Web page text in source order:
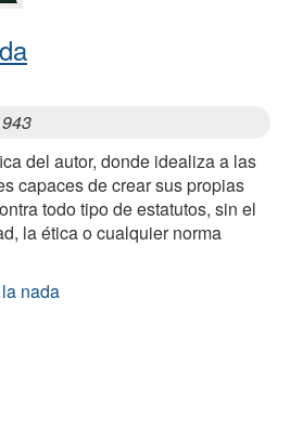
del autor, donde idealiza a las
capaces de crear sus propias
todo tipo de estatutos, sin el
la ética o cualquier norma
nada